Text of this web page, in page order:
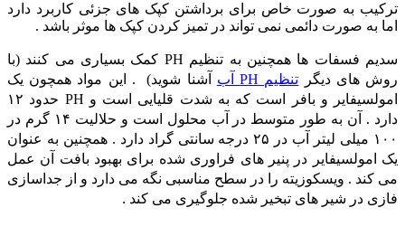
ترکیب به صورت خاص برای برداشتن کپک های جزئی کاربرد دارد
اما به صورت دائمی نمی تواند در تمیز کردن کپک ها موثر باشد .
سدیم فسفات ها همچنین به تنظیم PH کمک بسیاری می کنند (با
روش های دیگر تنظیم PH آب
آشنا شوید) . این مواد همچون یک
امولسیفایر و بافر است که به شدت قلیایی است و PH حدود ۱۲
دارد . آن به طور متوسط در آب محلول است و حلالیت ۱۴ گرم در
۱۰۰ میلی لیتر آب در ۲۵ درجه سانتی گراد دارد . همچنین به عنوان
یک امولسیفایر در پنیر های فراوری شده برای بهبود بافت آن عمل
می کند . ویسکوزیته را در سطح مناسبی نگه می دارد و از جداسازی
فازی در شیر های تبخیر شده جلوگیری می کند .